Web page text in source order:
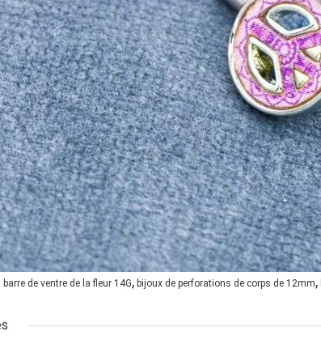
barre de ventre de la fleur 14G, bijoux de perforations de corps de 12mm,